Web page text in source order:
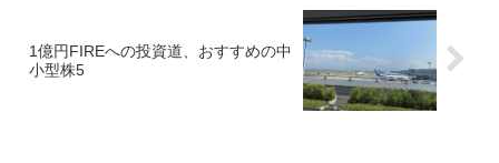
1億円FIREへの投資道、おすすめの中
小型株5